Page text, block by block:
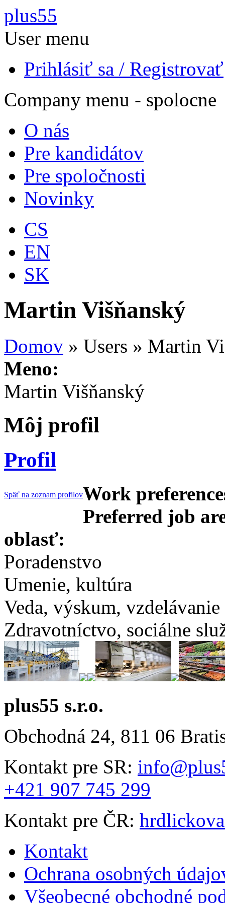
Skočiť na hlavný obsah
plus55
User menu
Prihlásiť sa / Registrovať
Company menu - spolocne
O nás
Pre kandidátov
Pre spoločnosti
Novinky
CS
EN
SK
Martin Višňanský
Domov » Users » Martin
Meno:
Martin Višňanský
Môj profil
Profil
Späť na zoznam profilovWork
Preferred job
oblasť:
Poradenstvo
Umenie, kultúra
Veda, výskum, vzdelávanie
Zdravotníctvo, sociálne
plus55 s.r.o.
Obchodná 24, 811 06
Kontakt pre SR:
+421 907 745 299
Kontakt pre ČR:
Kontakt
Ochrana osobných
Všeobecné obchodné